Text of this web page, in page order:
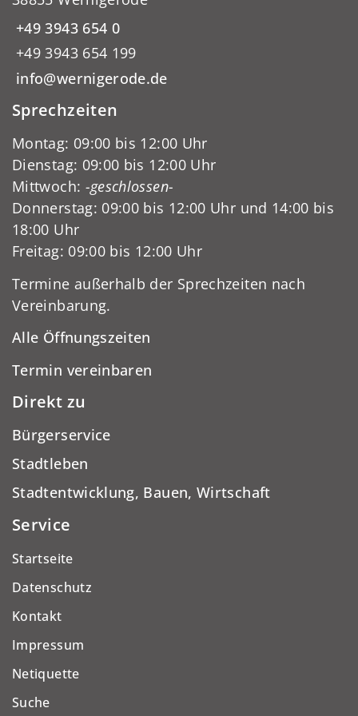
+49 3943 654 0
+49 3943 654 199
info@wernigerode.de
Sprechzeiten
Montag: 09:00 bis 12:00 Uhr
Dienstag: 09:00 bis 12:00 Uhr
Mittwoch: -geschlossen-
Donnerstag: 09:00 bis 12:00 Uhr und 14:00 bis
18:00 Uhr
Freitag: 09:00 bis 12:00 Uhr
Termine außerhalb der Sprechzeiten nach
Vereinbarung.
Alle Öffnungszeiten
Termin vereinbaren
Direkt zu
Bürgerservice
Stadtleben
Stadtentwicklung, Bauen, Wirtschaft
Service
Startseite
Datenschutz
Kontakt
Impressum
Netiquette
Suche